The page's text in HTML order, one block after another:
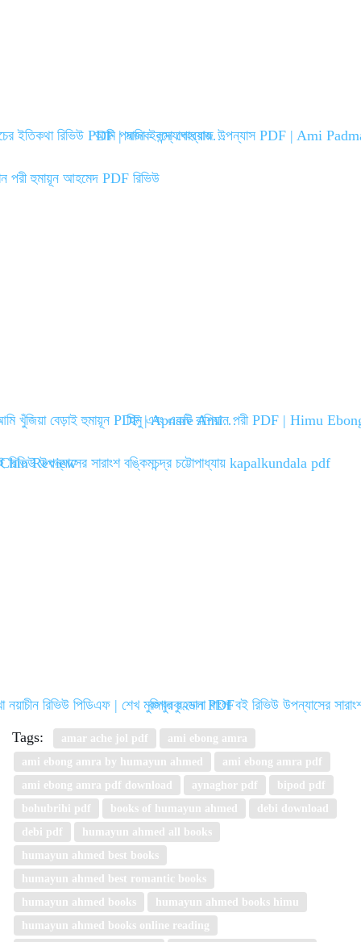
ইতিকথা রিভিউ PDF | মানিক বন্দ্যোপাধ্যায়…
আমি পদ্মজা ইলমা বেহরোজ উপন্যাস PDF | Ami
খুঁজিয়া বেড়াই হুমায়ূন PDF | Apnare Ami…
হিমু এবং একটি রাশিয়ান পরী PDF | Himu
নয়াচীন রিভিউ পিডিএফ | শেখ মুজিবুর রহমান PDFকপালকুণ্ডলা বাংলা বই রিভিউ উপন্যাসের
Tags:
amar ache jol pdf
ami ebong amra
ami ebong amra by humayun ahmed
ami ebong amra pdf
ami ebong amra pdf download
aynaghor pdf
bipod pdf
bohubrihi pdf
books of humayun ahmed
debi download
debi pdf
humayun ahmed all books
humayun ahmed best books
humayun ahmed best romantic books
humayun ahmed books
humayun ahmed books himu
humayun ahmed books online reading